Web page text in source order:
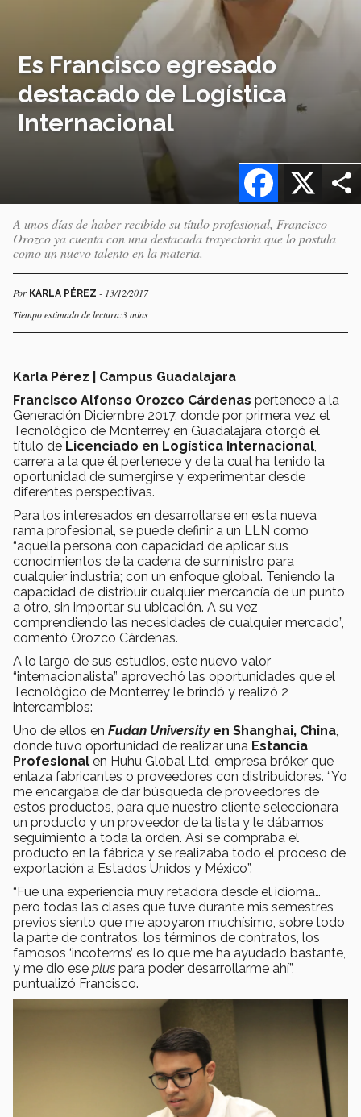
Es Francisco egresado
destacado de Logística
Internacional
X
Facebook
A unos días de haber recibido su título profesional, Francisco
Orozco ya cuenta con una destacada trayectoria que lo postula
como un nuevo talento en la materia.
Por KARLA PÉREZ - 13/12/2017
Tiempo estimado de lectura:3 mins
Karla Pérez | Campus Guadalajara
Francisco Alfonso Orozco Cárdenas pertenece a la
Generación Diciembre 2017, donde por primera vez el
Tecnológico de Monterrey en Guadalajara otorgó el
título de Licenciado en Logística Internacional
carrera a la que él pertenece y de la cual ha tenido la
oportunidad de sumergirse y experimentar desde
diferentes perspectivas.
Para los interesados en desarrollarse en esta nueva
rama profesional, se puede definir a un LLN como
“aquella persona con capacidad de aplicar sus
conocimientos de la cadena de suministro para
cualquier industria; con un enfoque global. Teniendo la
capacidad de distribuir cualquier mercancía de un punto
a otro, sin importar su ubicación. A su vez
comprendiendo las necesidades de cualquier mercado”,
comentó Orozco Cárdenas.
A lo largo de sus estudios, este nuevo valor
“internacionalista” aprovechó las oportunidades que el
Tecnológico de Monterrey le brindó y realizó 2
intercambios:
Uno de ellos en Fudan Universityen Shanghai, China
donde tuvo oportunidad de realizar una Estancia
Profesional en Huhu Global Ltd, empresa bróker que
enlaza fabricantes o proveedores con distribuidores. “Yo
me encargaba de dar búsqueda de proveedores de
estos productos, para que nuestro cliente seleccionara
un producto y un proveedor de la lista y le dábamos
seguimiento a toda la orden. Así se compraba el
producto en la fábrica y se realizaba todo el proceso de
exportación a Estados Unidos y México”.
“Fue una experiencia muy retadora desde el idioma…
pero todas las clases que tuve durante mis semestres
previos siento que me apoyaron muchísimo, sobre todo
la parte de contratos, los términos de contratos, los
famosos ‘incoterms’ es lo que me ha ayudado bastante,
y me dio ese plus para poder desarrollarme ahí”,
puntualizó Francisco.